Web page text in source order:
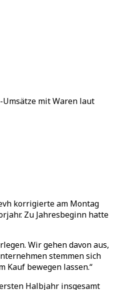
mit Waren laut
korrigierte am Montag
Zu Jahresbeginn hatte
Wir gehen davon aus,
stemmen sich
Kauf bewegen lassen.“
Halbjahr insgesamt